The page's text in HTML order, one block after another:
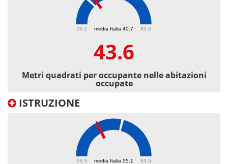
media Italia 40.7
26.2 85.6
43.6
Metri quadrati per occupante nelle abitazioni
occupate
ISTRUZIONE
media Italia 55.1
16.5 83.5